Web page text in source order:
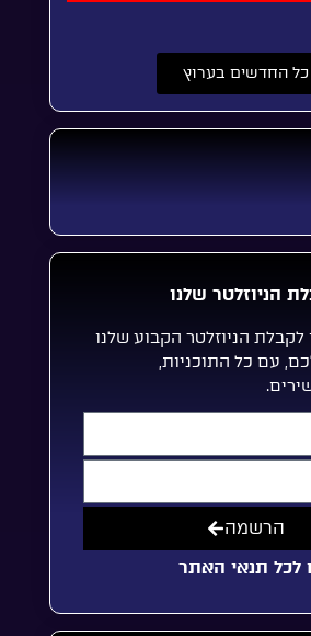
כל החדשים בערוץ
הניוזלטר שלנו
הניוזלטר הקבוע שלנו
עם כל התוכניות,
לכל תנאי האתר
הרשמה